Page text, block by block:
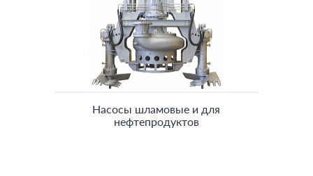
Насосы шламовые и для
нефтепродуктов